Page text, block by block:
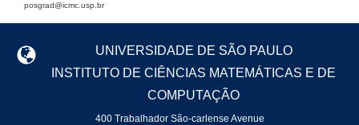
posgrad@icmc.usp.br
UNIVERSIDADE DE SÃO PAULO
INSTITUTO DE CIÊNCIAS MATEMÁTICAS E DE
COMPUTAÇÃO
400 Trabalhador São-carlense Avenue